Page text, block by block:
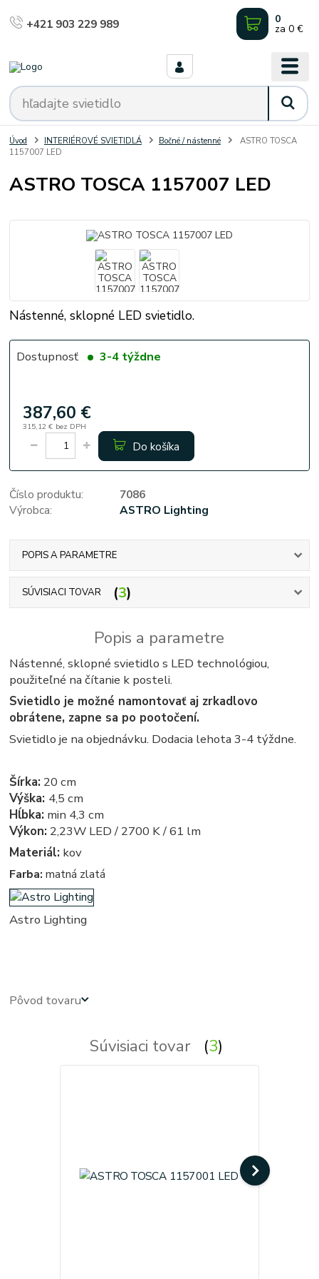
+421 903 229 989 0
za 0 €
Úvod INTERIÉROVÉ SVIETIDLÁ Bočné / nástenné
ASTRO TOSCA
1157007 LED
ASTRO TOSCA 1157007 LED
Nástenné, sklopné LED svietidlo.
Dostupnosť 3-4 týždne
387,60 €
315,12 € bez DPH
Do košíka
Číslo produktu:
7086
Výrobca:
ASTRO Lighting
POPIS A PARAMETRE
SÚVISIACI TOVAR 3
Popis a parametre
Nástenné, sklopné svietidlo s LED technológiou,
použiteľné na čítanie k posteli.
Svietidlo je možné namontovať aj zrkadlovo
obrátene, zapne sa po pootočení.
Svietidlo je na objednávku. Dodacia lehota 3-4 týždne.
Šírka: 20 cm
Výška: 4,5 cm
Hĺbka: min 4,3 cm
Výkon: 2,23W LED / 2700 K / 61 lm
Materiál: kov
Farba: matná zlatá
Astro Lighting
Pôvod tovaru
Súvisiaci tovar 3